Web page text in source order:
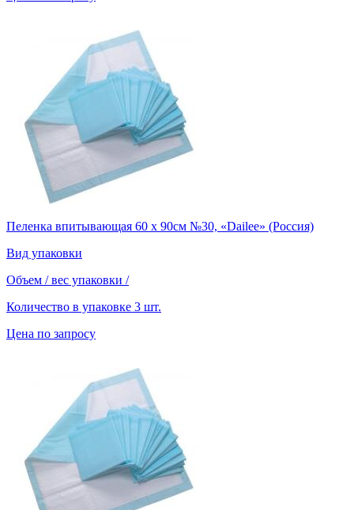
Пеленка впитывающая 60 х 90см №30, «Dailee» (Россия)
Вид упаковки
Объем / вес упаковки /
Количество в упаковке 3 шт.
Цена по запросу